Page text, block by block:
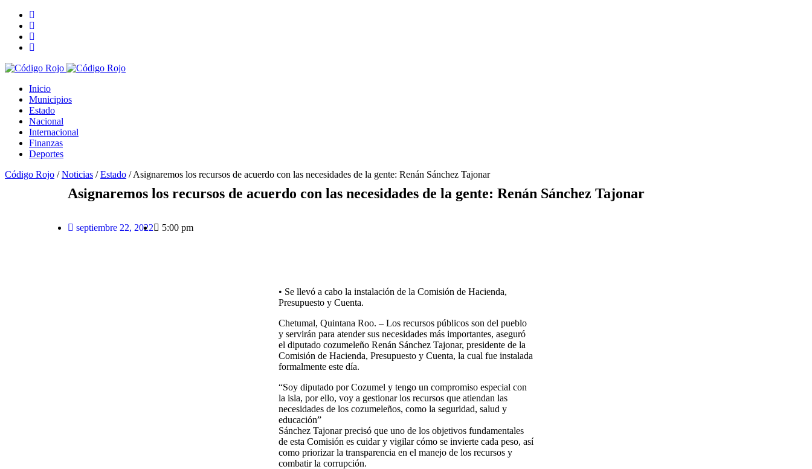
Inicio
Municipios
Estado
Nacional
Internacional
Finanzas
Deportes
Código Rojo /Noticias /Estado /Asignaremos los recursos de acuerdo con las necesidades de la gente: Renán Sánchez Tajonar
Asignaremos los recursos de acuerdo con las necesidades de la gente: Renán Sánchez Tajonar
septiembre 22, 2022 5:00 pm
• Se llevó a cabo la instalación de la Comisión de Hacienda,
Presupuesto y Cuenta.
Chetumal, Quintana Roo. – Los recursos públicos son del pueblo
y servirán para atender sus necesidades más importantes, aseguró
el diputado cozumeleño Renán Sánchez Tajonar, presidente de la
Comisión de Hacienda, Presupuesto y Cuenta, la cual fue instalada
formalmente este día.
“Soy diputado por Cozumel y tengo un compromiso especial con
la isla, por ello, voy a gestionar los recursos que atiendan las
necesidades de los cozumeleños, como la seguridad, salud y
educación”
Sánchez Tajonar precisó que uno de los objetivos fundamentales
de esta Comisión es cuidar y vigilar cómo se invierte cada peso, así
como priorizar la transparencia en el manejo de los recursos y
combatir la corrupción.